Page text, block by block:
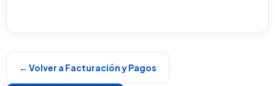
← Volver a Facturación y Pagos